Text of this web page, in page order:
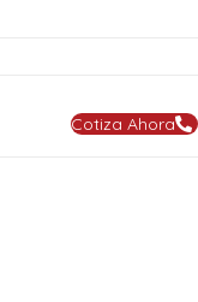
Cotiza Ahora